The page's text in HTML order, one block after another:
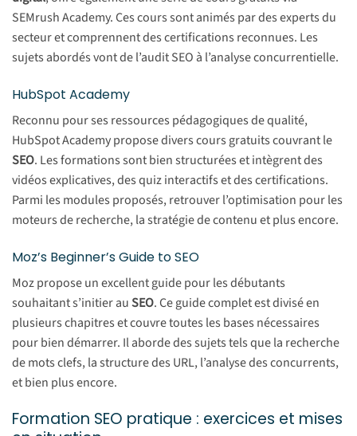
SEMrush Academy. Ces cours sont animés par des experts du
secteur et comprennent des certifications reconnues. Les
sujets abordés vont de l’audit SEO à l’analyse concurrentielle.
HubSpot Academy
Reconnu pour ses ressources pédagogiques de qualité,
HubSpot Academy propose divers cours gratuits couvrant le
SEO. Les formations sont bien structurées et intègrent des
vidéos explicatives, des quiz interactifs et des certifications.
Parmi les modules proposés, retrouver l’optimisation pour les
moteurs de recherche, la stratégie de contenu et plus encore.
Moz’s Beginner’s Guide to SEO
Moz propose un excellent guide pour les débutants
souhaitant s’initier auSEO. Ce guide complet est divisé en
plusieurs chapitres et couvre toutes les bases nécessaires
pour bien démarrer. Il aborde des sujets tels que la recherche
de mots clefs, la structure des URL, l’analyse des concurrents,
et bien plus encore.
Formation SEO pratique : exercices et mises